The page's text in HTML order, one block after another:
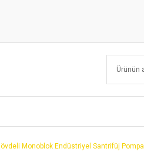
Monoblok Endüstriyel Santrifüj Pompa